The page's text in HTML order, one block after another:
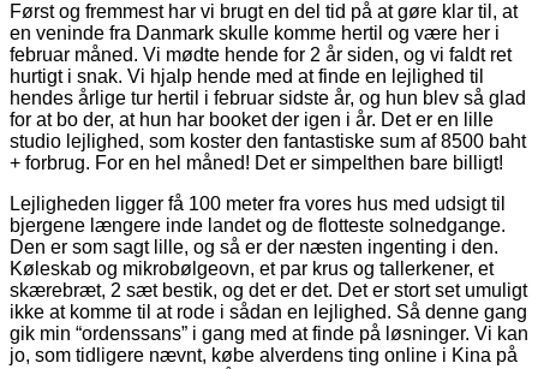
Først og fremmest har vi brugt en del tid på at gøre klar til, at
en veninde fra Danmark skulle komme hertil og være her i
februar måned. Vi mødte hende for 2 år siden, og vi faldt ret
hurtigt i snak. Vi hjalp hende med at finde en lejlighed til
hendes årlige tur hertil i februar sidste år, og hun blev så glad
for at bo der, at hun har booket der igen i år. Det er en lille
studio lejlighed, som koster den fantastiske sum af 8500 baht
+ forbrug. For en hel måned! Det er simpelthen bare billigt!
Lejligheden ligger få 100 meter fra vores hus med udsigt til
bjergene længere inde landet og de flotteste solnedgange.
Den er som sagt lille, og så er der næsten ingenting i den.
Køleskab og mikrobølgeovn, et par krus og tallerkener, et
skærebræt, 2 sæt bestik, og det er det. Det er stort set umuligt
ikke at komme til at rode i sådan en lejlighed. Så denne gang
gik min “ordenssans” i gang med at finde på løsninger. Vi kan
jo, som tidligere nævnt, købe alverdens ting online i Kina på